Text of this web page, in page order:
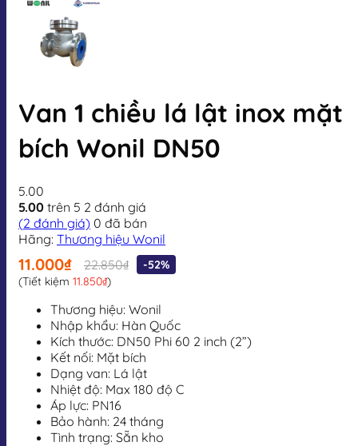
Van 1 chiều lá lật inox mặt
bích Wonil DN50
5.00
5.00 trên 5 2 đánh giá
(2 đánh giá) 0 đã bán
Hãng: Thương hiệu Wonil
11.000₫ 22.850₫
-52%
(Tiết kiệm 11.850₫)
Thương hiệu: Wonil
Nhập khẩu: Hàn Quốc
Kích thước: DN50 Phi 60 2 inch (2”)
Kết nối: Mặt bích
Dạng van: Lá lật
Nhiệt độ: Max 180 độ C
Áp lực: PN16
Bảo hành: 24 tháng
Tình trạng: Sẵn kho